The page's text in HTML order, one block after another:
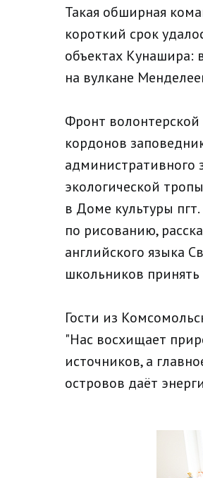
Такая обширная
короткий срок
объектах Кунашира:
на вулкане
Фронт
кордонов
административного
экологической
в Доме культуры
по рисованию,
английского языка
школьников принять
Гости из
"Нас восхищает
источников, а
островов даёт